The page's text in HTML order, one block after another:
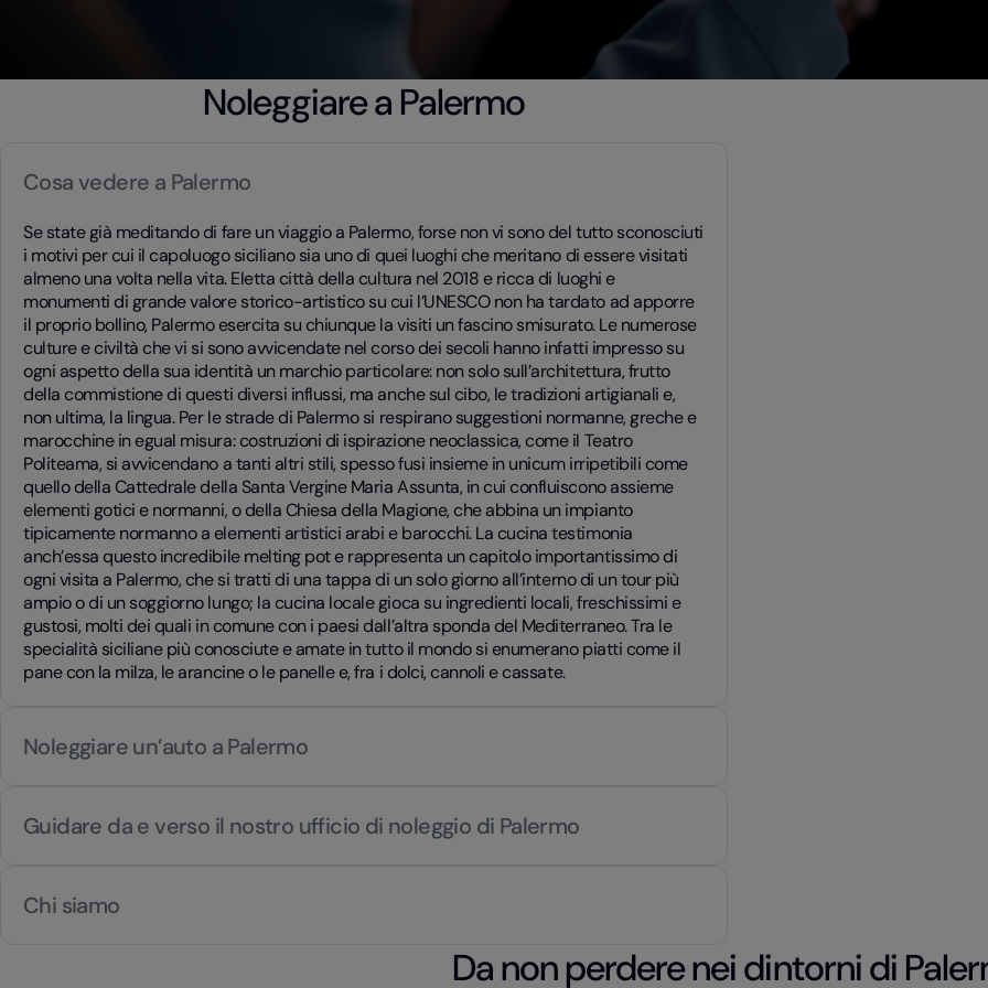
Noleggiare a Palermo
Cosa vedere a Palermo
Se state già meditando di fare un viaggio a Palermo, forse non vi sono del tutto sconosciuti
i motivi per cui il capoluogo siciliano sia uno di quei luoghi che meritano di essere visitati
almeno una volta nella vita. Eletta città della cultura nel 2018 e ricca di luoghi e
monumenti di grande valore storico-artistico su cui l’UNESCO non ha tardato ad apporre
il proprio bollino, Palermo esercita su chiunque la visiti un fascino smisurato. Le numerose
culture e civiltà che vi si sono avvicendate nel corso dei secoli hanno infatti impresso su
ogni aspetto della sua identità un marchio particolare: non solo sull’architettura, frutto
della commistione di questi diversi influssi, ma anche sul cibo, le tradizioni artigianali e,
non ultima, la lingua. Per le strade di Palermo si respirano suggestioni normanne, greche e
marocchine in egual misura: costruzioni di ispirazione neoclassica, come il Teatro
Politeama, si avvicendano a tanti altri stili, spesso fusi insieme in unicum irripetibili come
quello della Cattedrale della Santa Vergine Maria Assunta, in cui confluiscono assieme
elementi gotici e normanni, o della Chiesa della Magione, che abbina un impianto
tipicamente normanno a elementi artistici arabi e barocchi. La cucina testimonia
anch’essa questo incredibile melting pot e rappresenta un capitolo importantissimo di
ogni visita a Palermo, che si tratti di una tappa di un solo giorno all’interno di un tour più
ampio o di un soggiorno lungo; la cucina locale gioca su ingredienti locali, freschissimi e
gustosi, molti dei quali in comune con i paesi dall’altra sponda del Mediterraneo. Tra le
specialità siciliane più conosciute e amate in tutto il mondo si enumerano piatti come il
pane con la milza, le arancine o le panelle e, fra i dolci, cannoli e cassate.
Noleggiare un’auto a Palermo
Guidare da e verso il nostro ufficio di noleggio di Palermo
Chi siamo
Da non perdere nei dintorni di